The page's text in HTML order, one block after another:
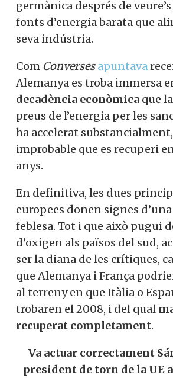
germànica després de
fonts d’energia barata que
seva indústria.
Com Converses apuntava
Alemanya es troba immersa
decadència econòmica que
preus de l’energia per les
ha accelerat
improbable que es recuperi
anys.
En definitiva, les dues
europees donen signes
feblesa. Tot i que això pugui
d’oxigen als països del sud,
ser la diana de les crítiques,
que Alemanya i França
al terreny en que Itàlia o
trobaren el 2008, i del qual
recuperat completament.
Va actuar correctament
president de torn de la UE